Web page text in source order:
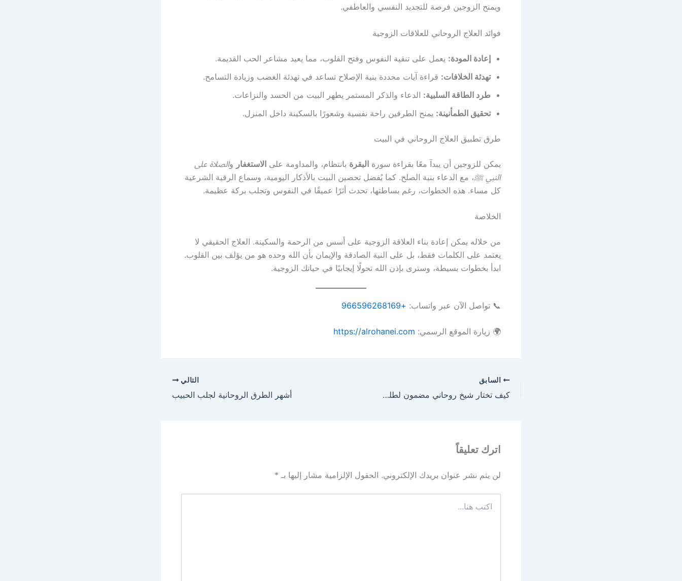
ويمنح الزوجين فرصة للتجديد النفسي والعاطفي.
فوائد العلاج الروحاني للعلاقات الزوجية
إعادة المودة: يعمل على تنقية النفوس وفتح القلوب، مما يعيد مشاعر الحب القديمة.
تهدئة الخلافات: قراءة آيات محددة بنية الإصلاح تساعد في تهدئة الغضب وزيادة التسامح.
طرد الطاقة السلبية: الدعاء والذكر المستمر يطهر البيت من الحسد والنزاعات.
تحقيق الطمأنينة: يمنح الطرفين راحة نفسية وشعورًا بالسكينة داخل المنزل.
طرق تطبيق العلاج الروحاني في البيت
يمكن للزوجين أن يبدآ معًا بقراءة سورة البقرة بانتظام، والمداومة على الاستغفار والصلاة على
النبي ﷺ، مع الدعاء بنية الصلح. كما يُفضل تحصين البيت بالأذكار اليومية، وسماع الرقية الشرعية
كل مساء. هذه الخطوات، رغم بساطتها، تحدث أثرًا عميقًا في النفوس وتجلب بركة عظيمة.
الخلاصة
من خلاله يمكن إعادة بناء العلاقة الزوجية على أسس من الرحمة والسكينة. العلاج الحقيقي لا
يعتمد على الكلمات فقط، بل على النية الصادقة والإيمان بأن الله وحده هو من يؤلف بين القلوب.
ابدأ بخطوات بسيطة، وسترى بإذن الله تحولًا إيجابيًا في حياتك الزوجية.
📞 تواصل الآن عبر واتساب: +966596268169
🌍 زيارة الموقع الرسمي: https://alrohanei.com
السابق
كيف تختار شيخ روحاني مضمون لطلب المساعدة؟
التالي
أشهر الطرق الروحانية لجلب الحبيب
اترك تعليقاً
لن يتم نشر عنوان بريدك الإلكتروني. الحقول الإلزامية مشار إليها بـ *
هنا...